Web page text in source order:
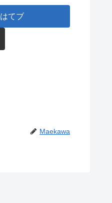
はてブ
Maekawa